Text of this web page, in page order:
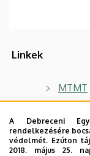
Linkek
MTMT
Főbb kutatási
A Debreceni
rendelkezésére
védelmét. Ezúton
2018. május 25.